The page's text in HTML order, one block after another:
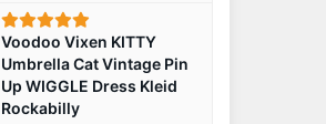
Voodoo Vixen KITTY
Umbrella Cat Vintage Pin
Up WIGGLE Dress Kleid
Rockabilly